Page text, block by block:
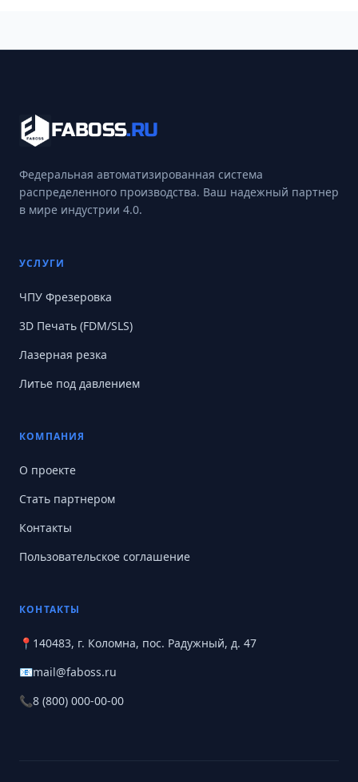
FABOSS.RU
Федеральная автоматизированная система
распределенного производства. Ваш надежный партнер
в мире индустрии 4.0.
УСЛУГИ
ЧПУ Фрезеровка
3D Печать (FDM/SLS)
Лазерная резка
Литье под давлением
КОМПАНИЯ
О проекте
Стать партнером
Контакты
Пользовательское соглашение
КОНТАКТЫ
📍 140483, г. Коломна, пос. Радужный, д. 47
📧mail@faboss.ru
📞8 (800) 000-00-00